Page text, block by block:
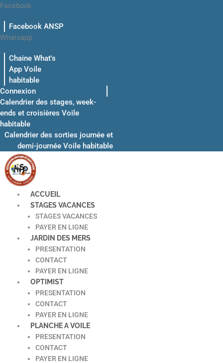
Aller
contenu
Facebook
Facebook ANSP
Whatsapp
Chaine What's
App Voile
habitable
Connexion
Calendrier des stages, week-
ends et croisières Voile
habitable
Calendrier des sorties journée et
demi-journée Voile habitable
ACCUEIL
STAGES VACANCES
STAGES VACANCES
PAYER EN LIGNE
JARDIN DES MERS
PRESENTATION
CONTACT
PAYER EN LIGNE
OPTIMIST
PRESENTATION
CONTACT
PAYER EN LIGNE
PLANCHE A VOILE
PRESENTATION
CONTACT
PAYER EN LIGNE